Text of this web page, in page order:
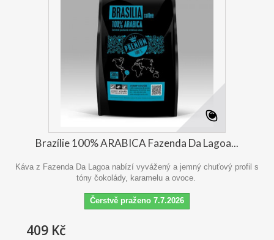
Brazílie 100% ARABICA Fazenda Da Lagoa...
Káva z Fazenda Da Lagoa nabízí vyvážený a jemný chuťový profil s
tóny čokolády, karamelu a ovoce.
Čerstvě praženo 7.7.2026
409 Kč